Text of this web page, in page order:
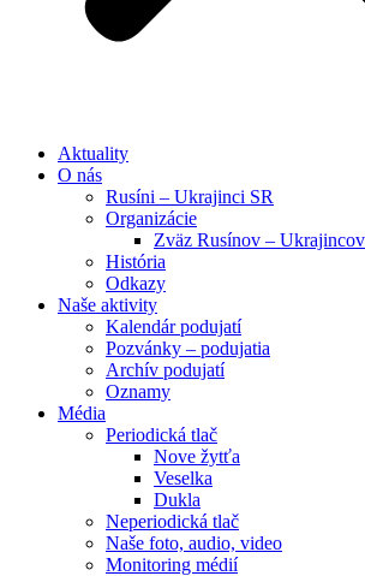
Aktuality
O nás
Rusíni – Ukrajinci SR
Organizácie
Zväz Rusínov –
História
Odkazy
Naše aktivity
Kalendár podujatí
Pozvánky – podujatia
Archív podujatí
Oznamy
Média
Periodická tlač
Nove žytťa
Veselka
Dukla
Neperiodická tlač
Naše foto, audio, video
Monitoring médií